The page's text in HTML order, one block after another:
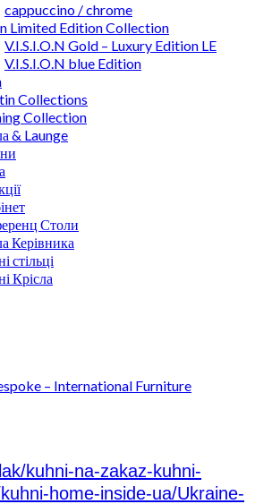
cappuccino / chrome
Limited Edition Collection
V.I.S.I.O.N Gold – Luxury Edition LE
V.I.S.I.O.N blue Edition
Collections
Collection
& Launge
Столи
Керівника
стільці
Крісла
– International Furniture
kuhni-na-zakaz-kuhni-
home-inside-ua/Ukraine-